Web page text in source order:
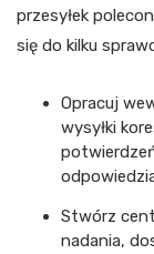
przesyłek
się do kilku
Opracuj
wysyłki
Stwórz
nadania,